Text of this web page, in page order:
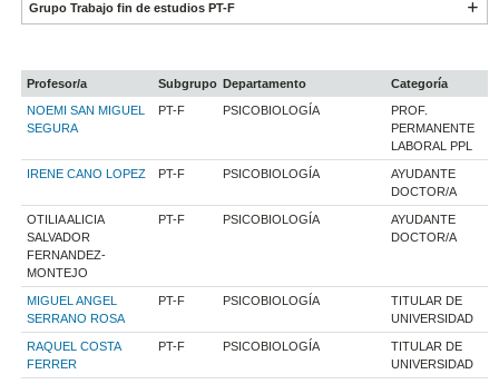
Grupo Trabajo fin de estudios PT-F
Profesor/a Subgrupo Departamento
Categoría
NOEMI SAN MIGUEL
SEGURA
PT-F PSICOBIOLOGÍA
PROF.
PERMANENTE
LABORAL PPL
IRENE CANO LOPEZ PT-F PSICOBIOLOGÍA
AYUDANTE
DOCTOR/A
OTILIA ALICIA
SALVADOR
FERNANDEZ-
MONTEJO
PT-F PSICOBIOLOGÍA
AYUDANTE
DOCTOR/A
MIGUEL ANGEL
SERRANO ROSA
PT-F PSICOBIOLOGÍA
TITULAR DE
UNIVERSIDAD
RAQUEL COSTA
FERRER
PT-F PSICOBIOLOGÍA
TITULAR DE
UNIVERSIDAD